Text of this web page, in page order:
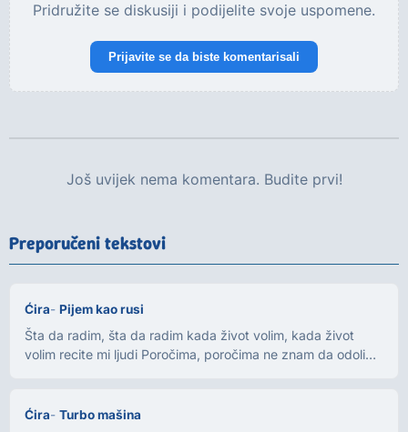
Pridružite se diskusiji i podijelite svoje uspomene.
Prijavite se da biste komentarisali
Još uvijek nema komentara. Budite prvi!
Preporučeni tekstovi
Ćira Pijem kao rusi
Šta da radim, šta da radim kada život volim, kada život
volim recite mi ljudi Poročima, poročima ne znam da odolim
Ćira Turbo mašina